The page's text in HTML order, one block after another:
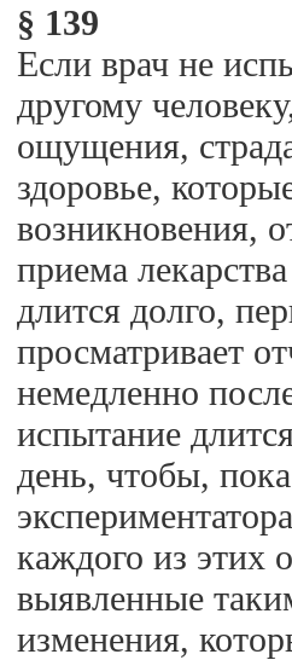
§ 139
Если врач не
другому
ощущения,
здоровье,
возникновения,
приема
длится долго,
просматривает
немедленно
испытание
день, чтобы,
каждого из этих
выявленные
изменения,